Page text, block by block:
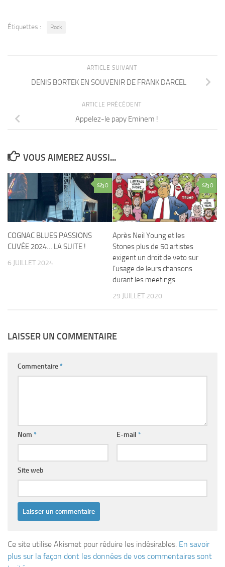
Étiquettes : Rock
ARTICLE SUIVANT
DENIS BORTEK EN SOUVENIR DE FRANK DARCEL
ARTICLE PRÉCÉDENT
Appelez-le papy Eminem !
VOUS AIMEREZ AUSSI...
0
COGNAC BLUES PASSIONS
CUVÉE 2024… LA SUITE !
6 JUILLET 2024
0
Après Neil Young et les
Stones plus de 50 artistes
exigent un droit de veto sur
l’usage de leurs chansons
durant les meetings
29 JUILLET 2020
LAISSER UN COMMENTAIRE
Commentaire*
Nom * E-mail *
Site web
Ce site utilise Akismet pour réduire les indésirables. En savoir
plus sur la façon dont les données de vos commentaires sont